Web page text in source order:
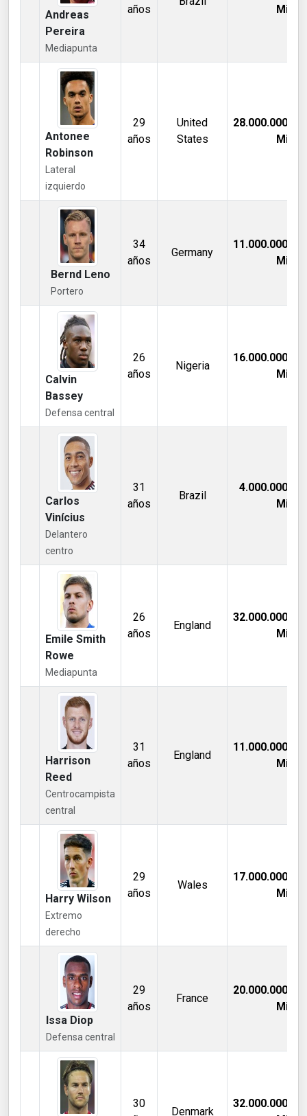
Andreas
Pereira
Mediapunta
años
Mill €
Antonee
Robinson
Lateral
izquierdo
29
años
United
States
28.000.000,00
Mill €
Bernd Leno
Portero
34
años
Germany
11.000.000,00
Mill €
Calvin
Bassey
Defensa central
26
años
Nigeria
16.000.000,00
Mill €
Carlos
Vinícius
Delantero
centro
31
años
Brazil
4.000.000,00
Mill €
Emile Smith
Rowe
Mediapunta
26
años
England
32.000.000,00
Mill €
Harrison
Reed
Centrocampista
central
31
años
England
11.000.000,00
Mill €
Harry Wilson
Extremo
derecho
29
años
Wales
17.000.000,00
Mill €
Issa Diop
Defensa central
29
años
France
20.000.000,00
Mill €
30
Denmark
32.000.000,00